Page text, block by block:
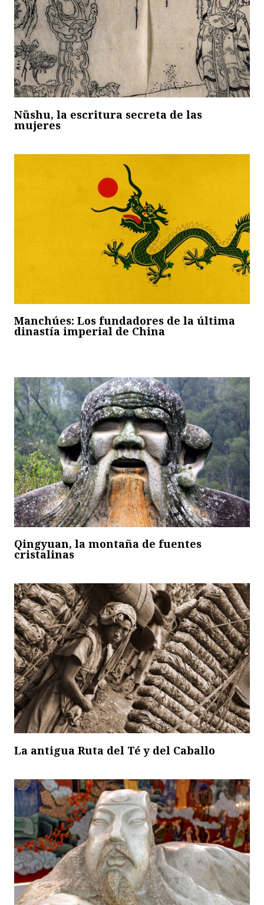
Nüshu, la escritura secreta de las
mujeres
Manchúes: Los fundadores de la última
dinastía imperial de China
Qingyuan, la montaña de fuentes
cristalinas
La antigua Ruta del Té y del Caballo